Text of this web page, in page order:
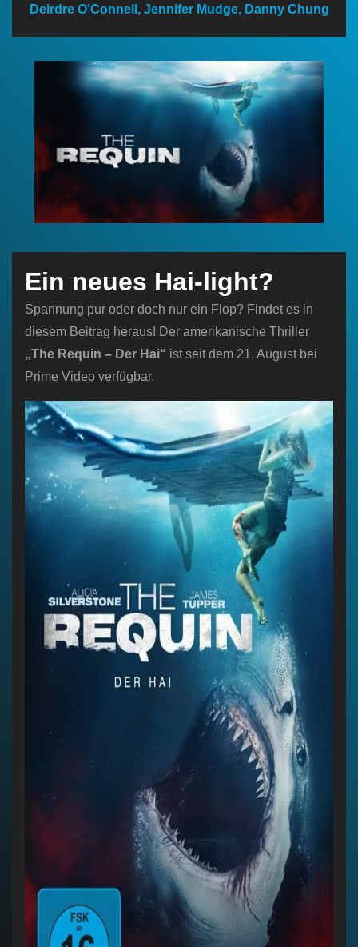
Deirdre O'Connell, Jennifer Mudge, Danny Chung
Ein neues Hai-light?
Spannung pur oder doch nur ein Flop? Findet es in
diesem Beitrag heraus! Der amerikanische Thriller
„The Requin – Der Hai“ ist seit dem 21. August bei
Prime Video verfügbar.